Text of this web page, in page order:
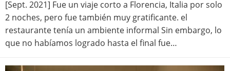
[Sept. 2021] Fue un viaje corto a Florencia, Italia por solo
2 noches, pero fue también muy gratificante. el
restaurante tenía un ambiente informal Sin embargo, lo
que no habíamos logrado hasta el final fue…